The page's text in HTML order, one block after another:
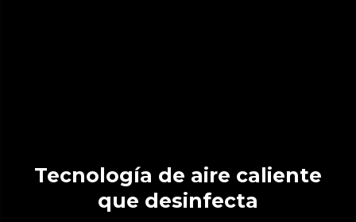
Tecnología de aire caliente
que desinfecta